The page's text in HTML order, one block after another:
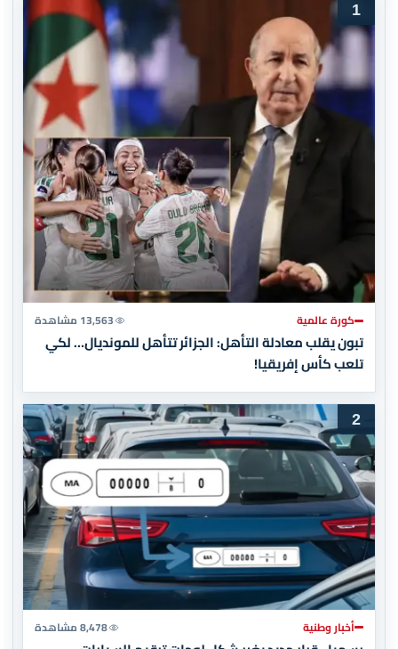
1
كورة عالمية 13,563 مشاهدة
تبون يقلب معادلة التأهل: الجزائر تتأهل للمونديال… لكي
تلعب كأس إفريقيا!
2
أخبار وطنية 8,478 مشاهدة